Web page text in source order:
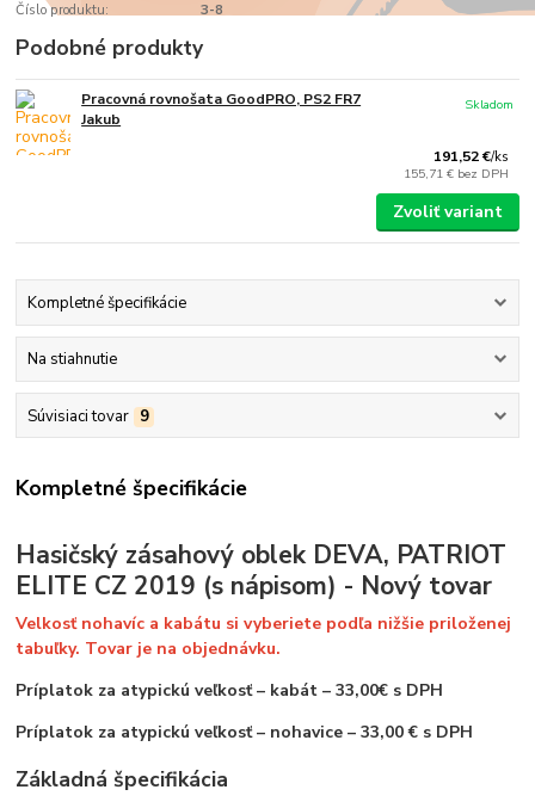
Číslo produktu: 3-8
Podobné produkty
Pracovná rovnošata GoodPRO, PS2 FR7
Jakub
191,52 €/ks
155,71 € bez DPH
Skladom
Zvoliť variant
Kompletné špecifikácie
Na stiahnutie
Súvisiaci tovar 9
Kompletné špecifikácie
Hasičský zásahový oblek DEVA, PATRIOT
ELITE CZ 2019 (s nápisom) - Nový tovar
Velkosť nohavíc a kabátu si vyberiete podľa nižšie priloženej
tabuľky. Tovar je na objednávku.
Príplatok za atypickú veľkosť – kabát – 33,00€ s DPH
Príplatok za atypickú veľkosť – nohavice – 33,00 € s DPH
Základná špecifikácia